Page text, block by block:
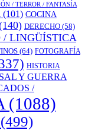
/ TERROR / FANTASÍA
(101) COCINA
DERECHO (58)
/ LINGÜÍSTICA
(64) FOTOGRAFÍA
HISTORIA
Y GUERRA
/
(1088)
(499)